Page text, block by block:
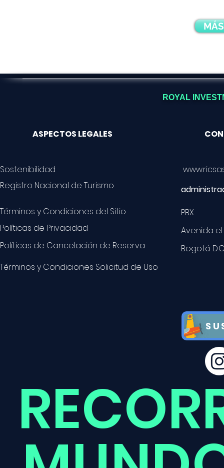
ROYAL
ASPECTOS LEGALES
Sostenibilidad
Registro Nacional de Turismo
Términos y Condiciones del Sitio
Políticas de Privacidad
Políticas de Cancelación de Reserva
PBX
Avenida
Bogotá
Términos y Condiciones Solicitud de Uso